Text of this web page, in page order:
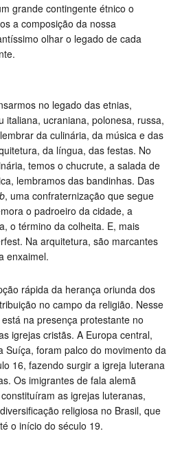
grande contingente étnico o
a composição da nossa
olhar o legado de cada
no legado das etnias,
italiana, ucraniana, polonesa, russa,
da culinária, da música e das
da língua, das festas. No
temos o chucrute, a salada de
lembramos das bandinhas. Das
, uma confraternização que segue
o padroeiro da cidade, a
o término da colheita. E, mais
Na arquitetura, são marcantes
enxaimel.
rápida da herança oriunda dos
no campo da religião. Nesse
na presença protestante no
igrejas cristãs. A Europa central,
Suíça, foram palco do movimento da
16, fazendo surgir a igreja luterana
Os imigrantes de fala alemã
as igrejas luteranas,
religiosa no Brasil, que
o início do século 19.